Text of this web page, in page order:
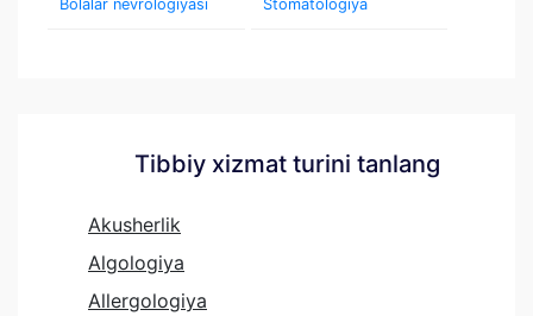
Bolalar nevrologiyasi
Stomatologiya
Tibbiy xizmat turini tanlang
Akusherlik
Algologiya
Allergologiya